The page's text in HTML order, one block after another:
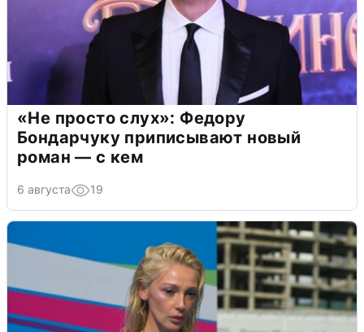
«Не просто слух»: Федору
Бондарчуку приписывают новый
роман — с кем
6 августа 19